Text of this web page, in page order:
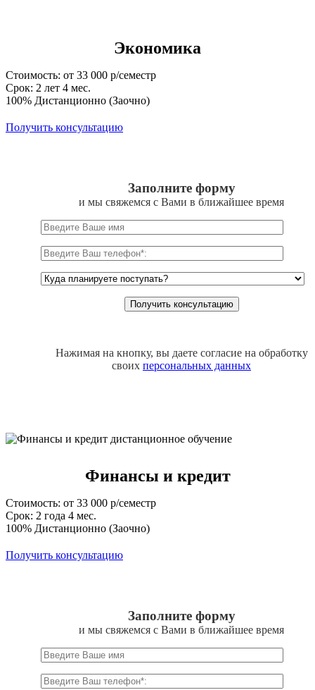
Экономика
Стоимость: от 33 000 р/семестр
Срок: 2 лет 4 мес.
100% Дистанционно (Заочно)
Получить консультацию
Заполните форму
и мы свяжемся с Вами в ближайшее время
Нажимая на кнопку, вы даете согласие на обработку
своих персональных данных
Финансы и кредит
Стоимость: от 33 000 р/семестр
Срок: 2 года 4 мес.
100% Дистанционно (Заочно)
Получить консультацию
Заполните форму
и мы свяжемся с Вами в ближайшее время